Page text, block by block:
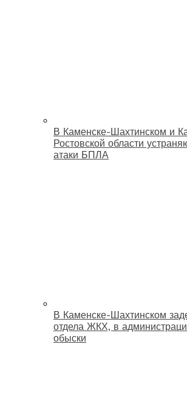
В Каменске-Шахтинском и
Ростовской области
атаки БПЛА
В Каменске-Шахтинском
отдела ЖКХ, в
обыски